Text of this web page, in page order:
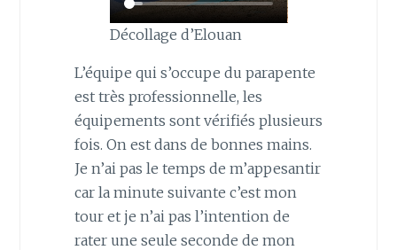
Décollage d’Elouan
L’équipe qui s’occupe du parapente
est très professionnelle, les
équipements sont vérifiés plusieurs
fois. On est dans de bonnes mains.
Je n’ai pas le temps de m’appesantir
car la minute suivante c’est mon
tour et je n’ai pas l’intention de
rater une seule seconde de mon